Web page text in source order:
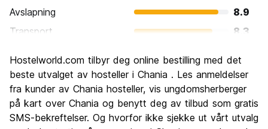
Avslapning
8.9
Transport
8.3
Kultur
8.4
Feste
7.7
Verdi for pengene
8.5
Hostelworld.com tilbyr deg online bestilling med det
beste utvalget av hosteller i Chania . Les anmeldelser
fra kunder av Chania hosteller, vis ungdomsherberger
på kart over Chania og benytt deg av tilbud som gratis
SMS-bekreftelser. Og hvorfor ikke sjekke ut vårt utvalg